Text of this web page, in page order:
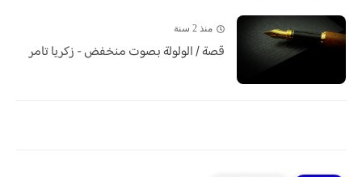
منذ 2 سنة
قصة / الولولة بصوت منخفض - زكريا تامر